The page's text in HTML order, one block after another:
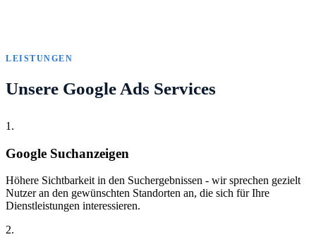
LEISTUNGEN
Unsere Google Ads Services
1.
Google Suchanzeigen
Höhere Sichtbarkeit in den Suchergebnissen - wir sprechen gezielt
Nutzer an den gewünschten Standorten an, die sich für Ihre
Dienstleistungen interessieren.
2.